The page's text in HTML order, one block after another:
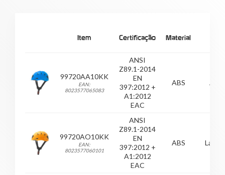
Item Certificação Material
99720AA10KK
EAN:
8023577065083
ANSI
Z89.1-2014
EN
397:2012 +
A1:2012
EAC
ABS Azul
99720AO10KK
EAN:
8023577060101
ANSI
Z89.1-2014
EN
397:2012 +
A1:2012
EAC
ABS